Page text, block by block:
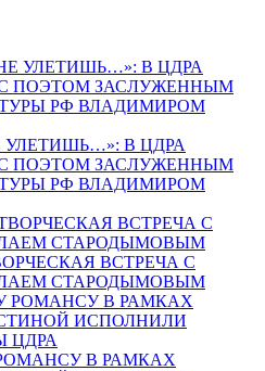
В ЦДРА
ПОЭТОМ ЗАСЛУЖЕННЫМ
РФ ВЛАДИМИРОМ
ВСТРЕЧА С
СТАРОДЫМОВЫМ
В РАМКАХ